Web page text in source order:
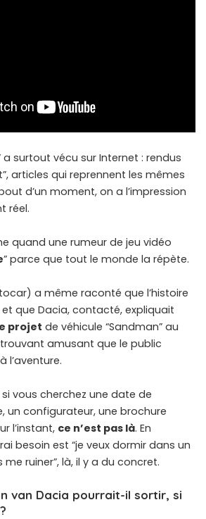
a surtout vécu sur Internet : rendus
articles qui reprennent les mêmes
d’un moment, on a l’impression
réel.
quand une rumeur de jeu vidéo
” parce que tout le monde la répète.
a même raconté que l’histoire
et que Dacia, contacté, expliquait
projet de véhicule “Sandman” au
amusant que le public
l’aventure.
vous cherchez une date de
un configurateur, une brochure
l’instant, ce n’est pas là. En
besoin est “je veux dormir dans un
ruiner”, là, il y a du concret.
van Dacia pourrait-il sortir, si